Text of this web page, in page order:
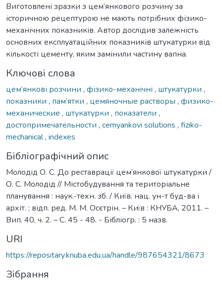
Виготовлені зразки з цем’янкового розчину за
історичною рецептурою не мають потрібних фізико-
механічних показників. Автор дослідив залежність
основних експлуатаційних показників штукатурки від
кількості цементу, яким замінили частину вапна.
Ключові слова
цем’янкові розчини , фізико-механічні , штукатурки ,
показники , пам’ятки , цемяночные растворы , физико-
механические , штукатурки , показатели ,
достопримечательности , cemyankovi solutions , fiziko-
mechanical, indexes
Бібліографічний опис
Молодід О. С. До реставрації цем’янкової штукатурки /
О. С. Молодід // Містобудування та територіальне
планування : наук.-техн. зб. / Київ. нац. ун-т буд-ва і
архіт. ; відп. ред. М. М. Осєтрін. – Київ : КНУБА, 2011. –
Вип. 40, ч. 2. – С. 45 - 48. - Бібліогр. : 5 назв.
URI
https://repositary.knuba.edu.ua/handle/987654321/8673
Зібрання